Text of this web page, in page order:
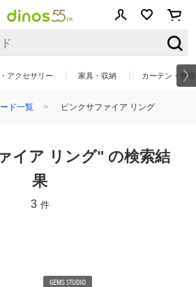
アクセサリー 家具・収納 カーテン・敷
ド一覧 ピンクサファイア リング
イア リング" の検索結
果
3 件